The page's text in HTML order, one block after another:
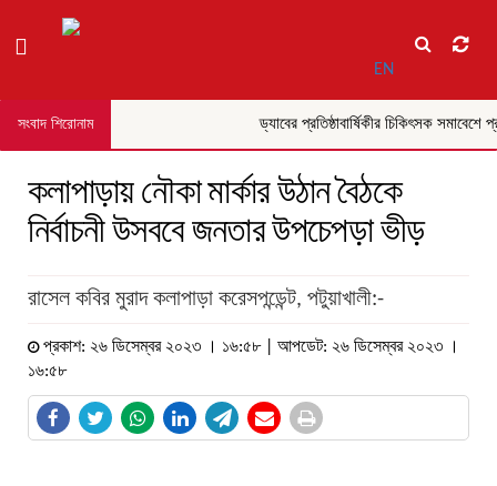
EN
সংবাদ শিরোনাম ড্যাবের প্রতিষ্ঠাবার্ষিকীর চিকিৎসক সমাবেশে
কলাপাড়ায় নৌকা মার্কার উঠান বৈঠকে
নির্বাচনী উসববে জনতার উপচেপড়া ভীড়
রাসেল কবির মুরাদ কলাপাড়া করেসপন্ডেন্ট, পটুয়াখালী:-
প্রকাশ: ২৬ ডিসেম্বর ২০২৩ । ১৬:৫৮ | আপডেট: ২৬ ডিসেম্বর ২০২৩ ।
১৬:৫৮